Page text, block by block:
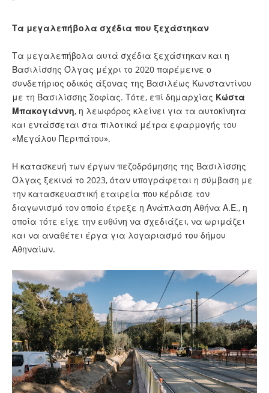
Τα μεγαλεπήβολα σχέδια που ξεχάστηκαν
Τα μεγαλεπήβολα αυτά σχέδια ξεχάστηκαν και η
Βασιλίσσης Όλγας μέχρι το 2020 παρέμεινε ο
συνδετήριος οδικός άξονας της Βασιλέως Κωνσταντίνου
με τη Βασιλίσσης Σοφίας. Τότε, επί δημαρχίας Κώστα
Μπακογιάννη, η λεωφόρος κλείνει για τα αυτοκίνητα
και εντάσσεται στα πιλοτικά μέτρα εφαρμογής του
«Μεγάλου Περιπάτου».
Η κατασκευή των έργων πεζοδρόμησης της Βασιλίσσης
Όλγας ξεκινά το 2023, όταν υπογράφεται η σύμβαση με
την κατασκευαστική εταιρεία που κέρδισε τον
διαγωνισμό τον οποίο έτρεξε η Ανάπλαση Αθήνα Α.Ε., η
οποία τότε είχε την ευθύνη να σχεδιάζει, να ωριμάζει
και να αναθέτει έργα για λογαριασμό του δήμου
Αθηναίων.